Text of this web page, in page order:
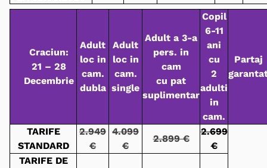
Craciun:
21 – 28
Decembrie
Adult
loc in
cam.
dubla
Adult
loc in
cam.
single
Adult a 3-a
pers. in
cam
cu pat
suplimentar
Copil
6-11
ani
cu
2
adulti
in
cam.
Partaj
TARIFE
STANDARD
2.949
€
4.099
€
2.899 €
2.699
€
TARIFE DE